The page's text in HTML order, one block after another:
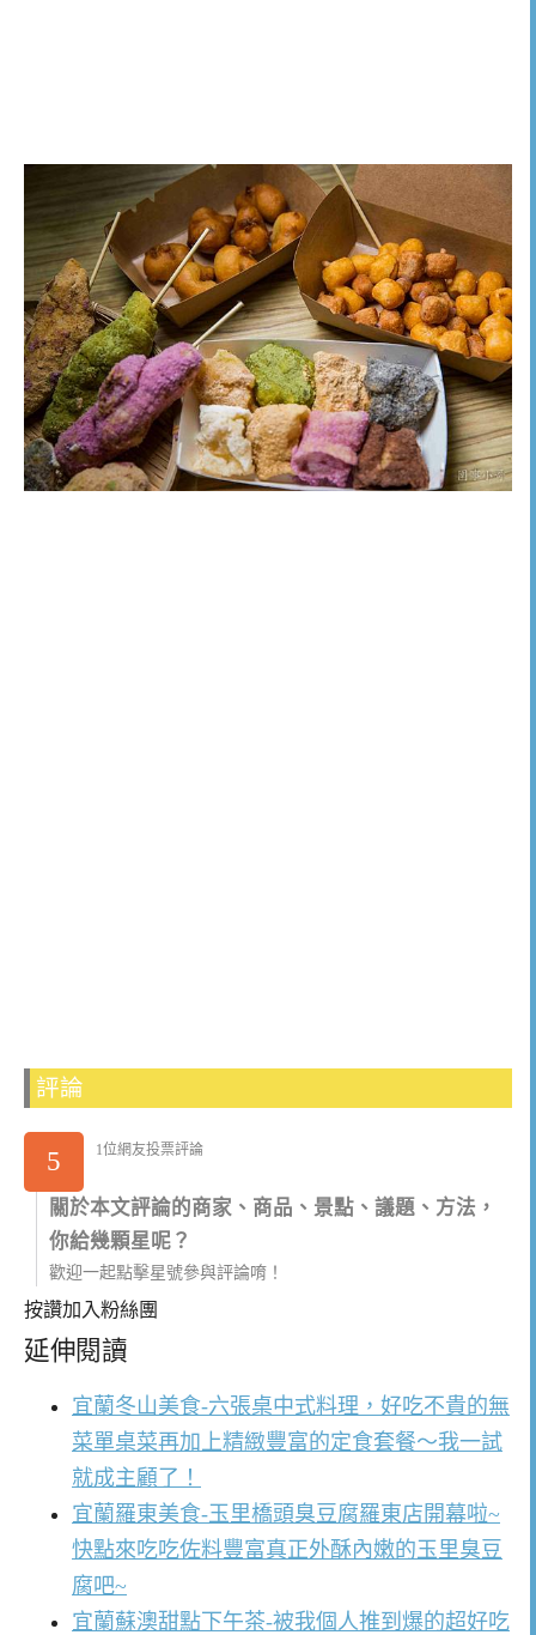
評論
5 1位網友投票評論
關於本文評論的商家、商品、景點、議題、方法，
你給幾顆星呢？
歡迎一起點擊星號參與評論唷！
按讚加入粉絲團
延伸閱讀
宜蘭冬山美食-六張桌中式料理，好吃不貴的無
菜單桌菜再加上精緻豐富的定食套餐～我一試
就成主顧了！
宜蘭羅東美食-玉里橋頭臭豆腐羅東店開幕啦~
快點來吃吃佐料豐富真正外酥內嫩的玉里臭豆
腐吧~
宜蘭蘇澳甜點下午茶-被我個人推到爆的超好吃